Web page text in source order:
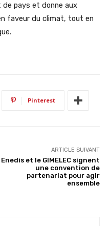
de pays et donne aux
faveur du climat, tout en
Pinterest
ARTICLE SUIVANT
Enedis et le GIMELEC signent
une convention de
partenariat pour agir
ensemble